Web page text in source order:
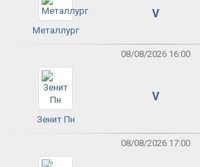
Металлург
V
08/08/2026 16:00
Зенит Пн
V
08/08/2026 17:00